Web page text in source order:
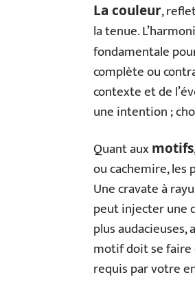
La couleur,
la tenue.
fondamentale
complète ou
contexte et de
une intention ;
Quant aux motifs
ou cachemire, les
Une cravate à
peut injecter une
plus audacieuses,
motif doit se faire
requis par votre